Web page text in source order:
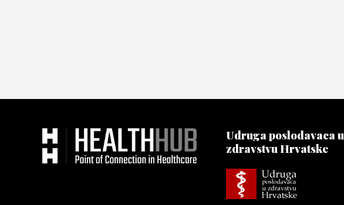
Udruga poslodavaca u
zdravstvu Hrvatske